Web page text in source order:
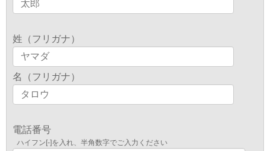
姓（フリガナ）
名（フリガナ）
電話番号
ハイフン[-]を入れ、半角数字でご入力ください